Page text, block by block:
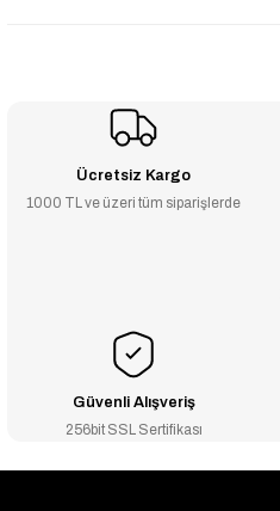
Ücretsiz Kargo
1000 TL ve üzeri tüm siparişlerde
Güvenli Alışveriş
256bit SSL Sertifikası